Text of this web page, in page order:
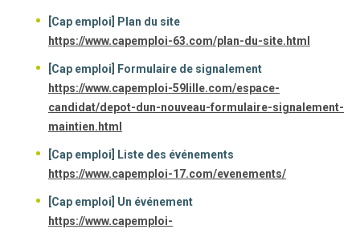
[Cap emploi] Plan du site
https://www.capemploi-63.com/plan-du-site.html
[Cap emploi] Formulaire de signalement
https://www.capemploi-59lille.com/espace-
candidat/depot-dun-nouveau-formulaire-signalement-
maintien.html
[Cap emploi] Liste des événements
https://www.capemploi-17.com/evenements/
[Cap emploi] Un événement
https://www.capemploi-